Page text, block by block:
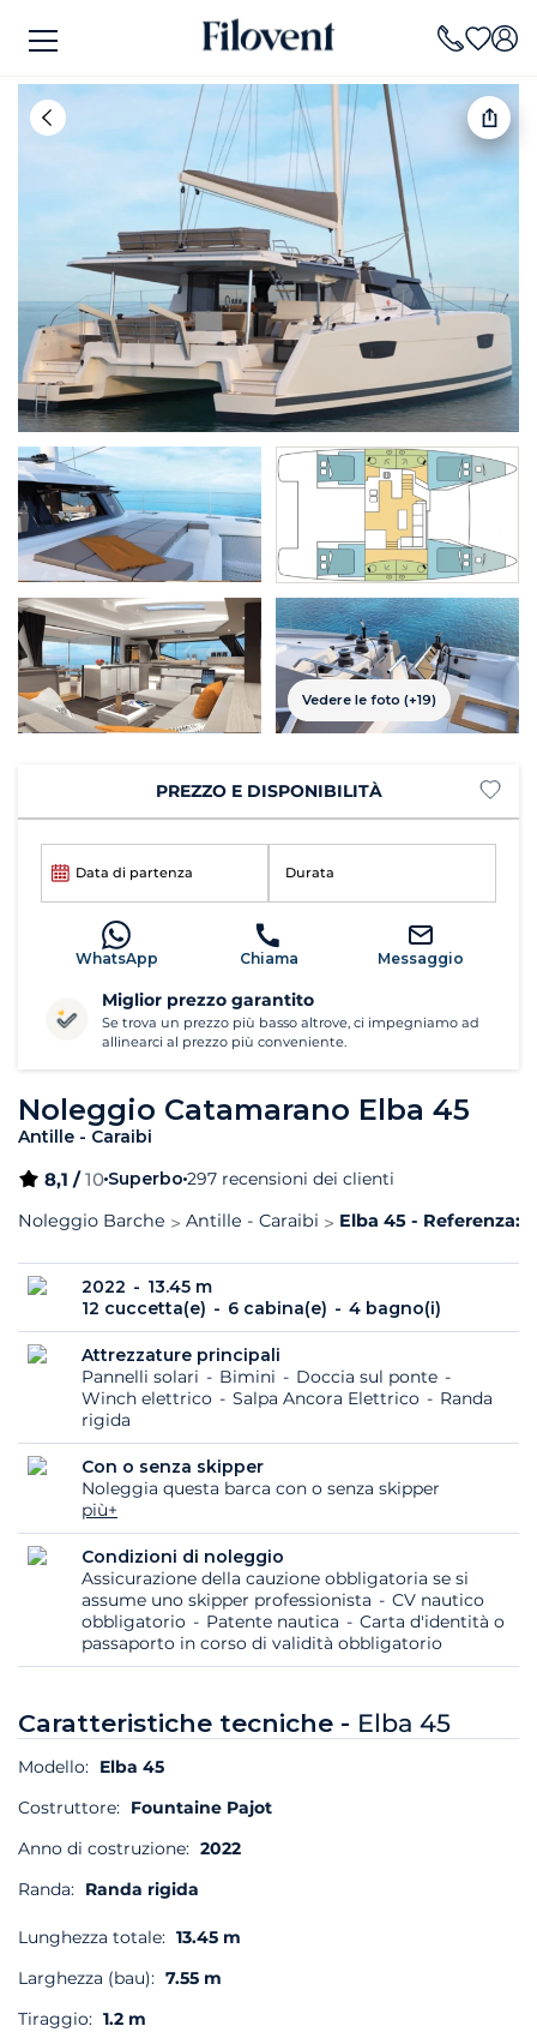
Vedere le foto (+19)
Noleggio Catamarano Elba 45
Antille - Caraibi
8,1 /10 Superbo 297 recensioni dei clienti
Noleggio Barche
Antille - Caraibi Elba 45 - Referenza:
2022
13.45 m
12 cuccetta(e)
6 cabina(e) 4 bagno(i)
Attrezzature principali
Pannelli solari
Bimini
Doccia sul ponte
Winch elettrico
Salpa Ancora Elettrico
Randa
rigida
Con o senza skipper
Noleggia questa barca con o senza skipper
più+
Condizioni di noleggio
Assicurazione della cauzione obbligatoria se si
assume uno skipper professionista
CV nautico
obbligatorio
Patente nautica
Carta d'identità o
passaporto in corso di validità obbligatorio
Caratteristiche tecniche - Elba 45
Modello: Elba 45
Costruttore: Fountaine Pajot
Anno di costruzione: 2022
Randa: Randa rigida
Lunghezza totale: 13.45 m
Larghezza (bau): 7.55 m
Tiraggio: 1.2 m
PREZZO E DISPONIBILITÀ
Data di partenza Durata
WhatsApp Chiama Messaggio
Miglior prezzo garantito
Se trova un prezzo più basso altrove, ci impegniamo ad
allinearci al prezzo più conveniente.